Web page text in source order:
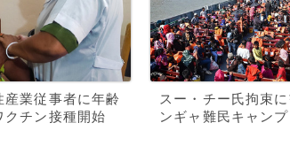
産業従事者に年齢
クチン接種開始
スー・チー氏拘束
ンギャ難民キャンプ